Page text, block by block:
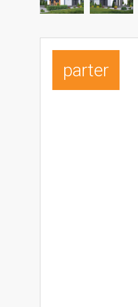
parter